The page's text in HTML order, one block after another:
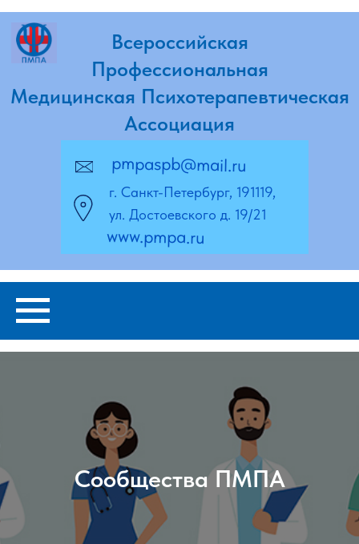
Профессиональная
Медицинская Психотерапевтическая
Ассоциация
www.pmpa.ru
pmpaspb@mail.ru
г. Санкт-Петербург, 191119,
Сообщества ПМПА